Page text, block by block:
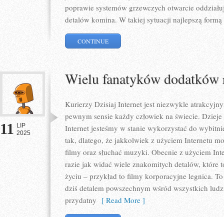
poprawie systemów grzewczych otwarcie
detalów komina. W takiej sytuacji najlepszą formą
CONTINUE
11 LIP
2025
Wielu fanatyków dodatków
Kurierzy Dzisiaj Internet jest niezwykle
pewnym sensie każdy człowiek na świecie.
Internet jesteśmy w stanie wykorzystać do
tak, dlatego, że jakkolwiek z użyciem Internetu
filmy oraz słuchać muzyki. Obecnie z użyciem
razie jak widać wiele znakomitych detalów, które
życiu – przykład to filmy korporacyjne legnica.
dziś detalem powszechnym wśród wszystkich
przydatny [ Read More ]